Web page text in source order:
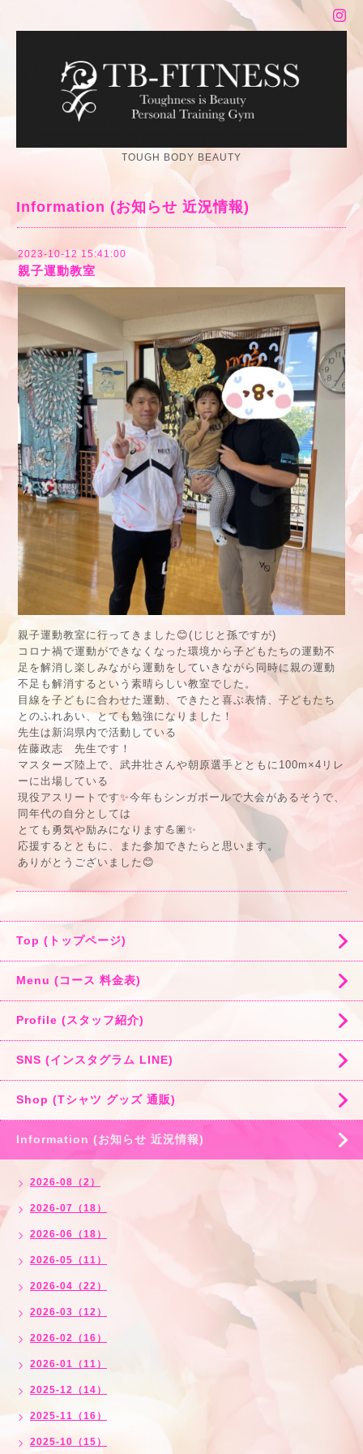
TOUGH BODY BEAUTY
Information (お知らせ 近況情報)
2023-10-12 15:41:00
親子運動教室
親子運動教室に行ってきました😊(じじと孫ですが)
コロナ禍で運動ができなくなった環境から子どもたちの運動不
足を解消し楽しみながら運動をしていきながら同時に親の運動
不足も解消するという素晴らしい教室でした。
目線を子どもに合わせた運動、できたと喜ぶ表情、子どもたち
とのふれあい、とても勉強になりました！
先生は新潟県内で活動している
佐藤政志 先生です！
マスターズ陸上で、武井壮さんや朝原選手とともに100m×4リレ
ーに出場している
現役アスリートです✨今年もシンガポールで大会があるそうで、
同年代の自分としては
とても勇気や励みになります💪🏽✨
応援するとともに、また参加できたらと思います。
ありがとうございました😊
Top (トップページ)
Menu (コース 料金表)
Profile (スタッフ紹介)
SNS (インスタグラム LINE)
Shop (Tシャツ グッズ 通販)
Information (お知らせ 近況情報)
2026-08（2）
2026-07（18）
2026-06（18）
2026-05（11）
2026-04（22）
2026-03（12）
2026-02（16）
2026-01（11）
2025-12（14）
2025-11（16）
2025-10（15）